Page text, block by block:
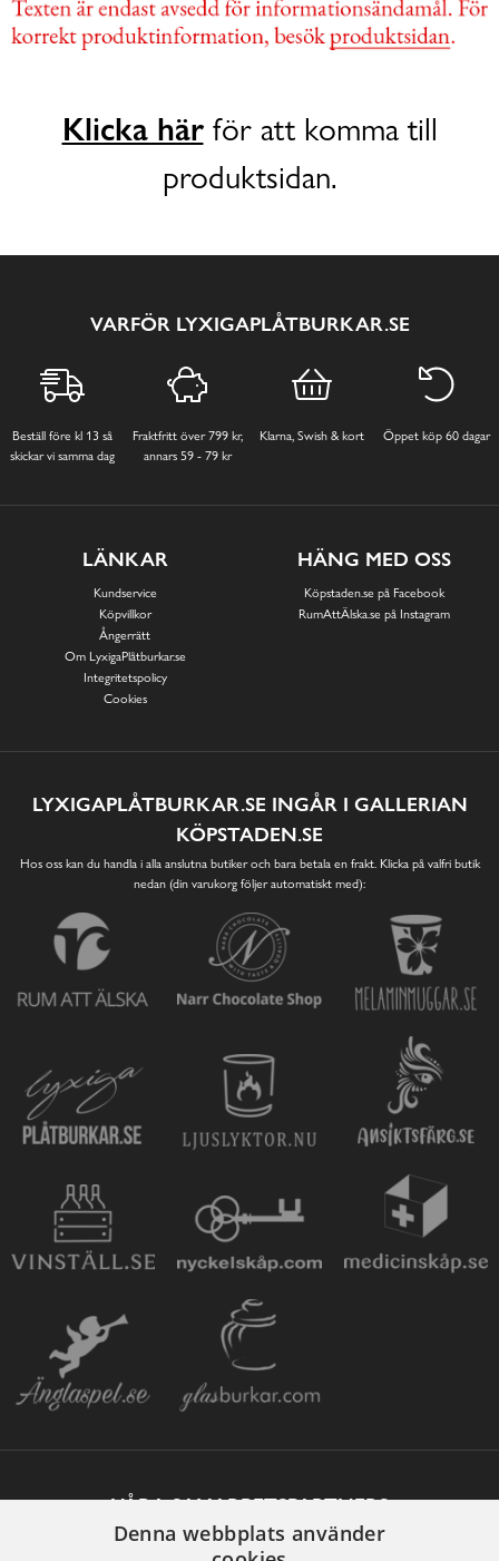
Klicka härför att komma till
produktsidan.
VARFÖR LYXIGAPLÅTBURKAR.SE
Beställ före kl 13 så
skickar vi samma dag
Fraktfritt över 799 kr,
annars 59 - 79 kr
Klarna, Swish & kort Öppet köp 60 dagar
LÄNKAR
Kundservice
Köpvillkor
Ångerrätt
Om LyxigaPlåtburkar.se
Integritetspolicy
Cookies
HÄNG MED OSS
Köpstaden.se på Facebook
RumAttÄlska.se på Instagram
LYXIGAPLÅTBURKAR.SE INGÅR I GALLERIAN
KÖPSTADEN.SE
Hos oss kan du handla i alla anslutna butiker och bara betala en frakt. Klicka på valfri butik
nedan (din varukorg följer automatiskt med):
VÅRA SAMARBETSPARTNERS
Denna webbplats använder